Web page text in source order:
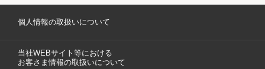
個人情報の取扱いについて
当社WEBサイト等における
お客さま情報の取扱いについて